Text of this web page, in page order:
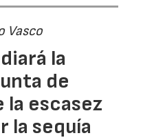
Vasco
la
de
escasez
la sequía